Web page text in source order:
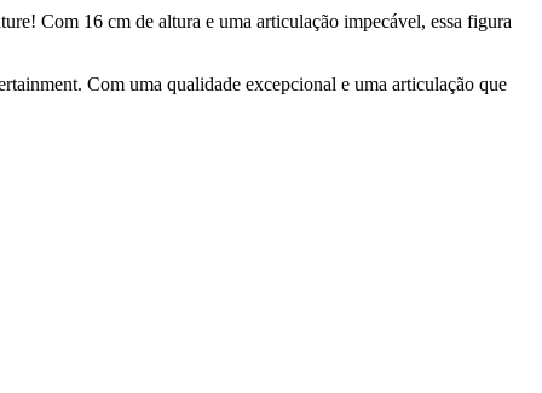
Com 16 cm de altura e uma articulação impecável, essa figura
Com uma qualidade excepcional e uma articulação que